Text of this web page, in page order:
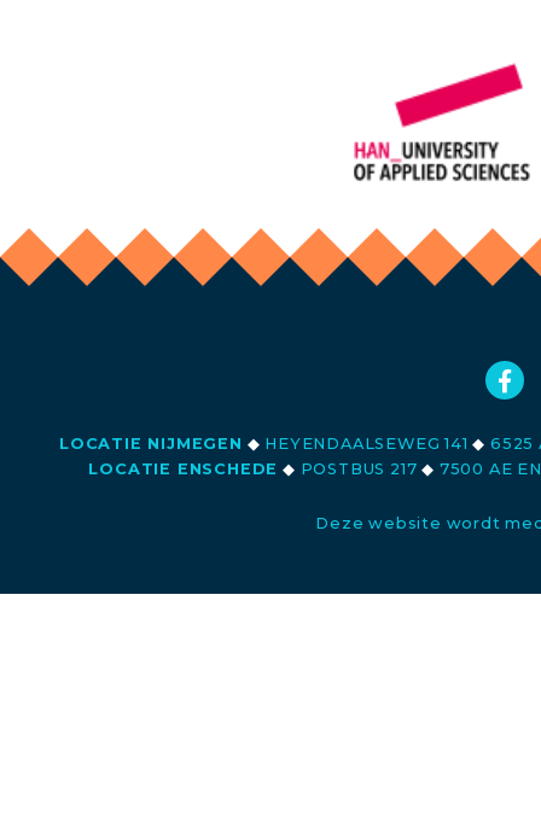
LOCATIE NIJMEGEN ◆ HEYENDAALSEWEG 141◆ 6525
LOCATIE ENSCHEDE ◆ POSTBUS 217◆ 7500 AE
Deze website wordt